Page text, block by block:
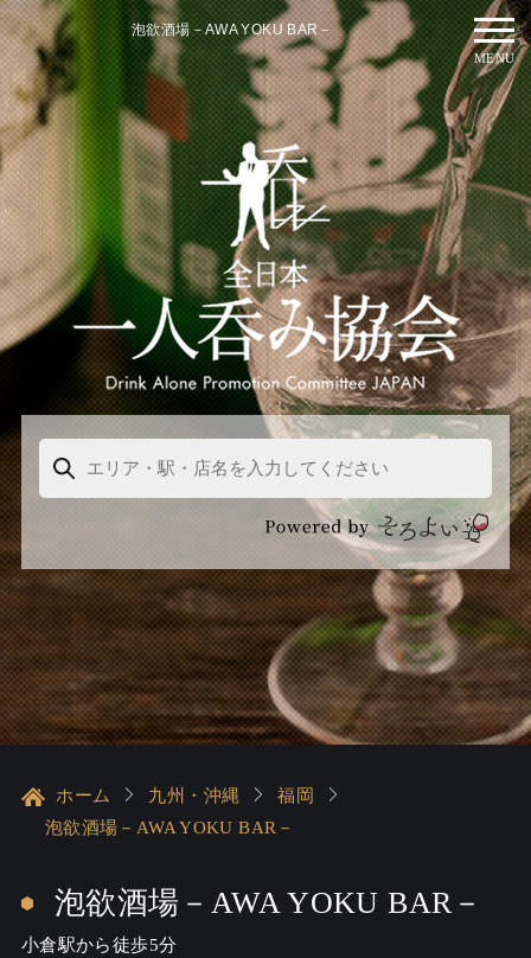
泡欲酒場－AWA YOKU BAR－
MENU
ホーム 九州・沖縄
福岡
泡欲酒場－AWA YOKU BAR－
泡欲酒場－AWA YOKU BAR－
小倉駅から徒歩5分